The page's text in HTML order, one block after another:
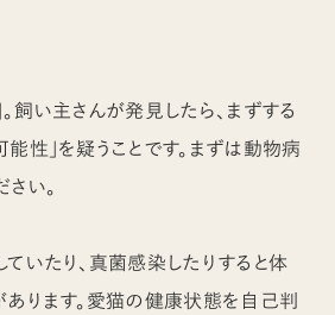
飼い主さんが発見したら、まずする
性」を疑うことです。まずは動物病
い。
ていたり、真菌感染したりすると体
ります。愛猫の健康状態を自己判